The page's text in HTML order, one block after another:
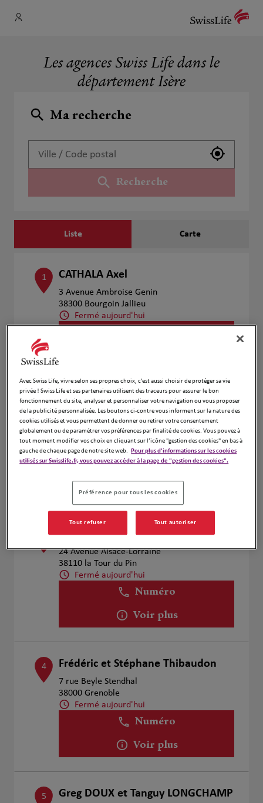
Les agences Swiss Life dans le
département Isère
Ma recherche
Utiliser
Recherche
Liste Carte
1 CATHALA Axel
3 Avenue Ambroise Genin
38300 Bourgoin Jallieu
Fermé aujourd'hui
2 Cyrille Claisse
290 Route de Ruy
38110 Cessieu
Fermé aujourd'hui
Numéro
Emilie SENECLAUZE
24 Avenue Alsace-Lorraine
38110 la Tour du Pin
Fermé aujourd'hui
Numéro
Voir plus
4 Frédéric et Stéphane Thibaudon
7 rue Beyle Stendhal
38000 Grenoble
Fermé aujourd'hui
Numéro
Voir plus
5 Greg DOUX et Tanguy LONGCHAMP
Avec Swiss Life, vivre selon ses propres choix, c’est aussi choisir de protéger sa vie
privée ! Swiss Life et ses partenaires utilisent des traceurs pour assurer le bon
fonctionnement du site, analyser et personnaliser votre navigation ou vous proposer
de la publicité personnalisée. Les boutons ci-contre vous informent sur la nature des
cookies utilisés et vous permettent de donner ou retirer votre consentement
globalement ou de paramétrer vos préférences par finalité de cookies. Vous pouvez à
tout moment modifier vos choix en cliquant sur l’icône "gestion des cookies" en bas à
gauche de chaque page de notre site web. Pour plus d'informations sur les cookies
utilisés sur Swisslife.fr, vous pouvez accéder à la page de "gestion des cookies".
Préférence pour tous les cookies
Tout refuser Tout autoriser